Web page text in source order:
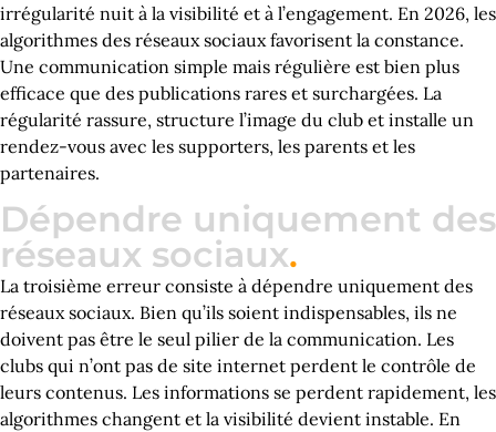
irrégularité nuit à la visibilité et à l’engagement. En 2026, les
algorithmes des réseaux sociaux favorisent la constance.
Une communication simple mais régulière est bien plus
efficace que des publications rares et surchargées. La
régularité rassure, structure l’image du club et installe un
rendez-vous avec les supporters, les parents et les
partenaires.
Dépendre uniquement des
réseaux sociaux.
La troisième erreur consiste à dépendre uniquement des
réseaux sociaux. Bien qu’ils soient indispensables, ils ne
doivent pas être le seul pilier de la communication. Les
clubs qui n’ont pas de site internet perdent le contrôle de
leurs contenus. Les informations se perdent rapidement, les
algorithmes changent et la visibilité devient instable. En